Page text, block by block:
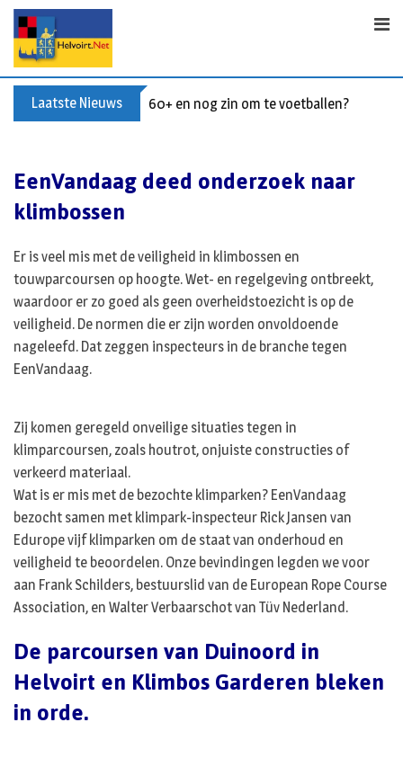
p
Laatste Nieuws 60+ en nog zin om te voetballen? Kom
EenVandaag deed onderzoek naar
klimbossen
Er is veel mis met de veiligheid in klimbossen en
touwparcoursen op hoogte. Wet- en regelgeving ontbreekt,
waardoor er zo goed als geen overheidstoezicht is op de
veiligheid. De normen die er zijn worden onvoldoende
nageleefd. Dat zeggen inspecteurs in de branche tegen
EenVandaag.
Zij komen geregeld onveilige situaties tegen in
klimparcoursen, zoals houtrot, onjuiste constructies of
verkeerd materiaal.
Wat is er mis met de bezochte klimparken? EenVandaag
bezocht samen met klimpark-inspecteur Rick Jansen van
Edurope vijf klimparken om de staat van onderhoud en
veiligheid te beoordelen. Onze bevindingen legden we voor
aan Frank Schilders, bestuurslid van de European Rope Course
Association, en Walter Verbaarschot van Tüv Nederland.
De parcoursen van Duinoord in
Helvoirt en Klimbos Garderen bleken
in orde.